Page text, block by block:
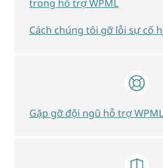
trong hỗ trợ WPML
Cách chúng tôi gỡ lỗi sự cố
Gặp gỡ đội ngũ hỗ trợ WPML